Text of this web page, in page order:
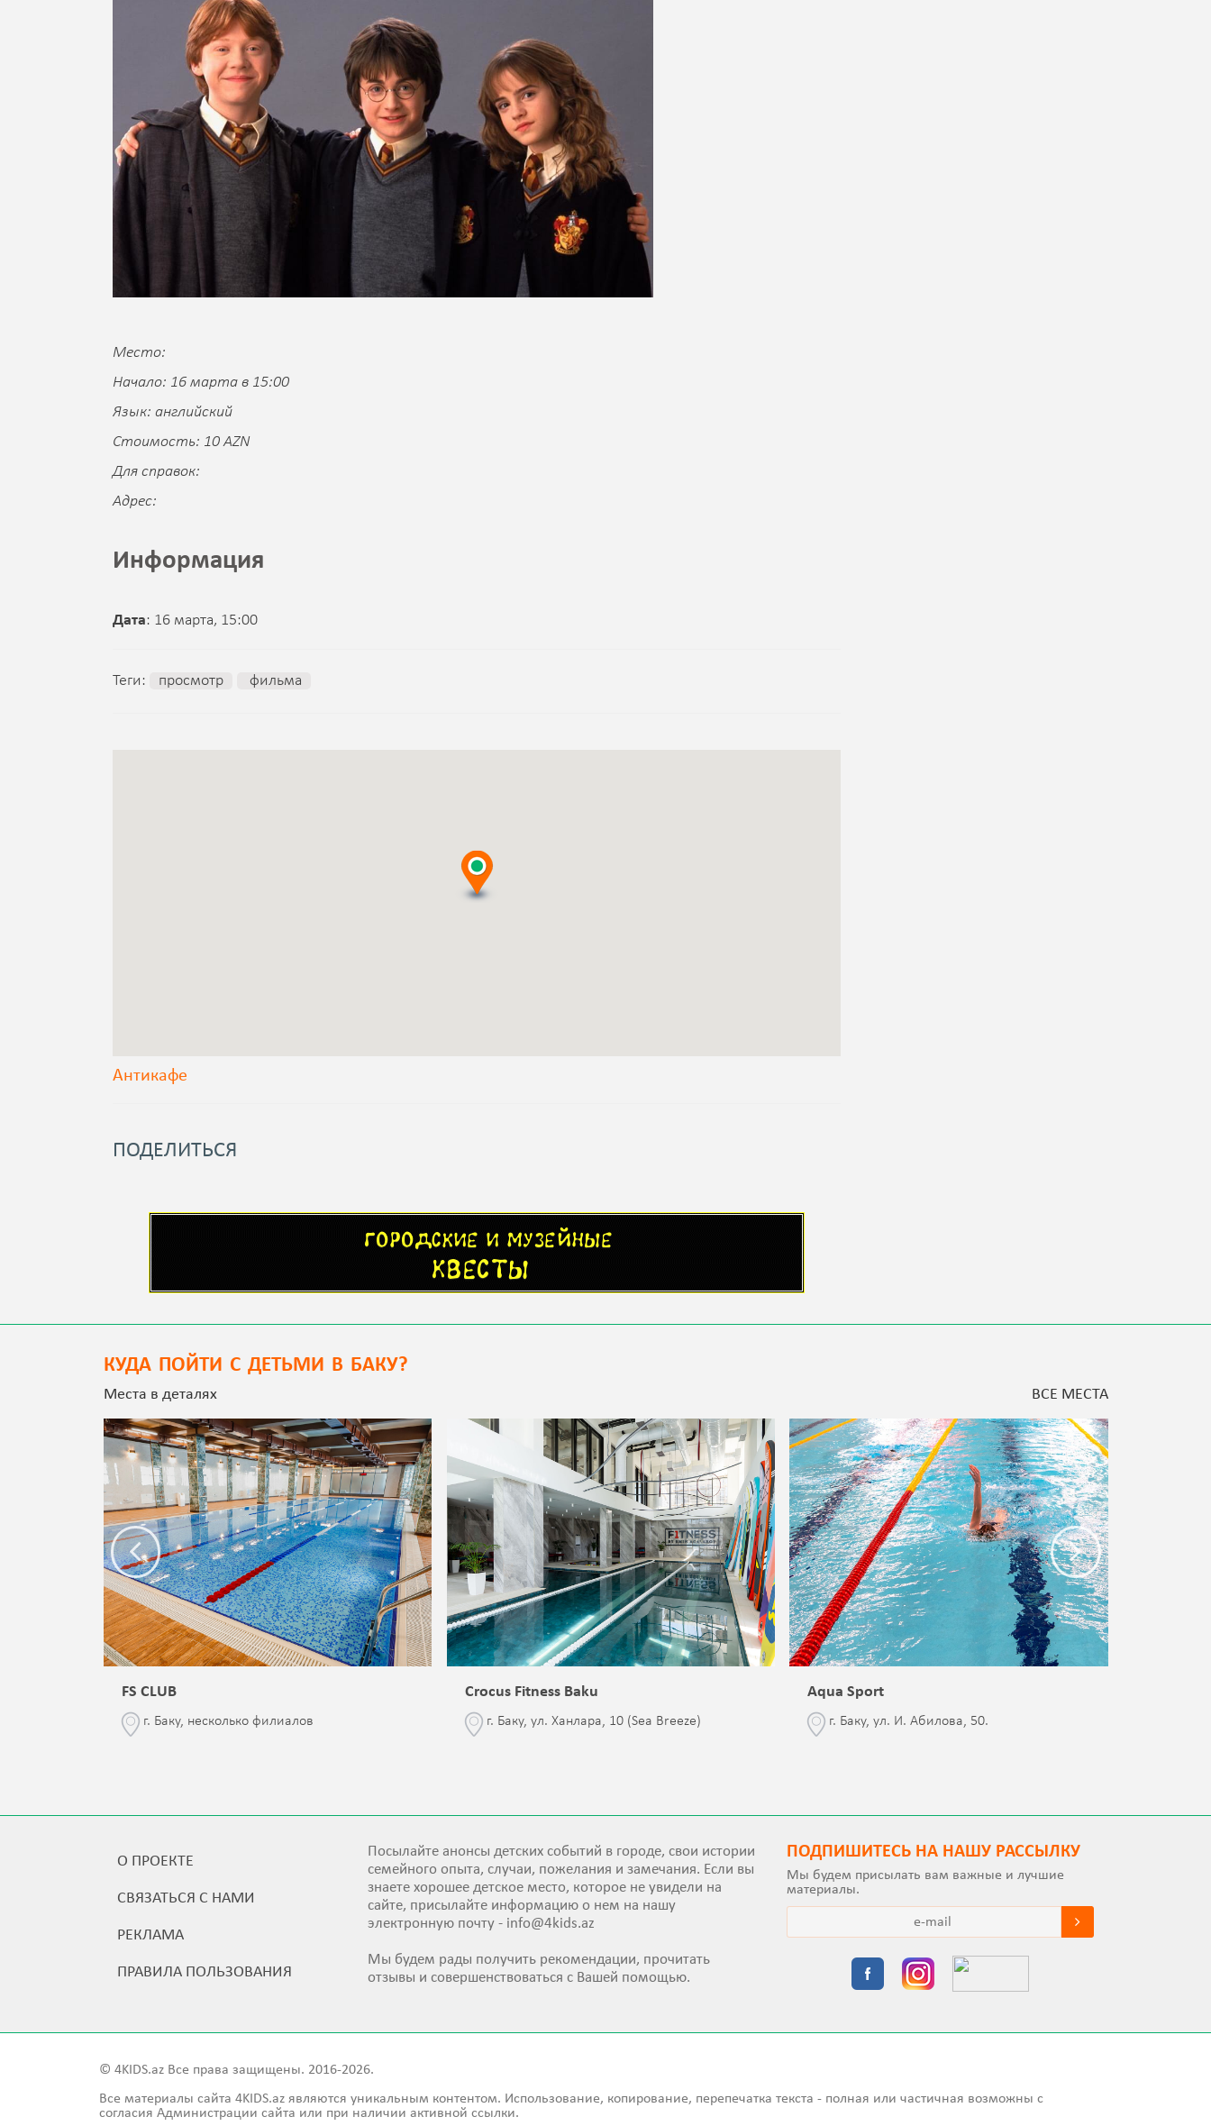
Место:
Начало: 16 марта в 15:00
Язык: английский
Стоимость: 10 AZN
Для справок:
Адрес:
Информация
Дата: 16 марта, 15:00
Теги: просмотр фильма
Антикафе
ПОДЕЛИТЬСЯ
КУДА ПОЙТИ С ДЕТЬМИ В БАКУ?
Места в деталях ВСЕ МЕСТА
FS CLUB
г. Баку, несколько филиалов
Crocus Fitness Baku
г. Баку, ул. Ханлара, 10 (Sea Breeze)
Aqua Sport
г. Баку, ул. И. Абилова, 50.
О ПРОЕКТЕ
СВЯЗАТЬСЯ С НАМИ
РЕКЛАМА
ПРАВИЛА ПОЛЬЗОВАНИЯ
Посылайте анонсы детских событий в городе, свои истории
семейного опыта, случаи, пожелания и замечания. Если вы
знаете хорошее детское место, которое не увидели на
сайте, присылайте информацию о нем на нашу
электронную почту - info@4kids.az
Мы будем рады получить рекомендации, прочитать
отзывы и совершенствоваться с Вашей помощью.
ПОДПИШИТEСЬ НА НАШУ РАССЫЛКУ
Мы будем присылать вам важные и лучшие
материалы.
© 4KIDS.az Все права защищены. 2016-2026.
Все материалы сайта 4KIDS.az являются уникальным контентом. Использование, копирование, перепечатка текста - полная или частичная возможны с
согласия Администрации сайта или при наличии активной ссылки.